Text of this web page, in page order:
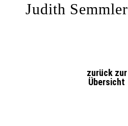
Judith Semmler
zurück zur
Übersicht